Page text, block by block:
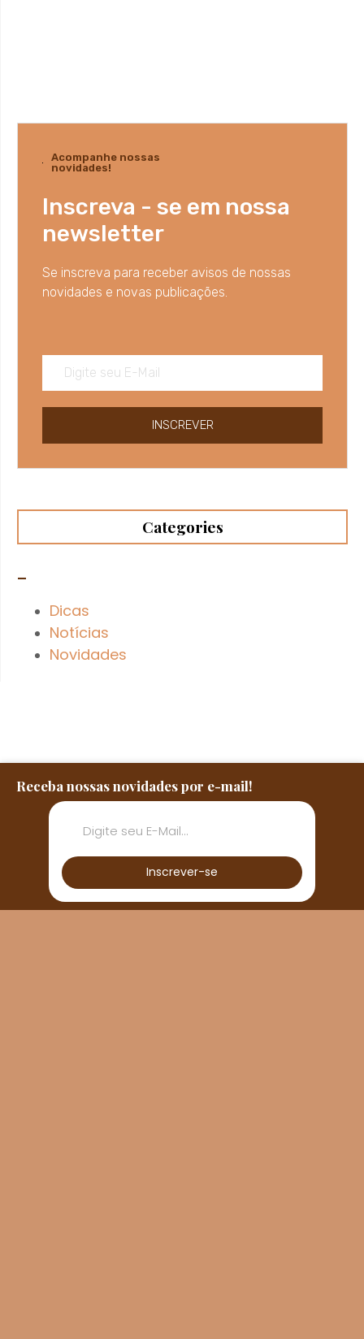
Acompanhe nossas
novidades!
Inscreva - se em nossa
newsletter
Se inscreva para receber avisos de nossas
novidades e novas publicações.
INSCREVER
Categories
–
Dicas
Notícias
Novidades
Receba nossas novidades por e-mail!
Inscrever-se